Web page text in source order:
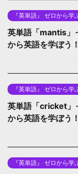
『英単語』 ゼロから学
英単語「mantis」
から英語を学ぼう
『英単語』 ゼロから学
英単語「cricket」
から英語を学ぼう
『英単語』 ゼロから学